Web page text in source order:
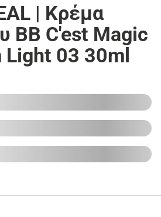
| Κρέμα
BB C'est Magic
Light 03 30ml